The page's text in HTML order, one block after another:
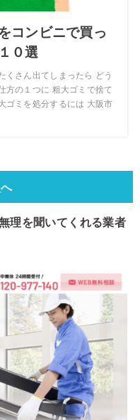
コンビニで買っ
０選
くさん出てしまったら どう
方の１つに 粗大ゴミで捨て
ゴミを処分するには 大阪市
理を聞いてくれる業者